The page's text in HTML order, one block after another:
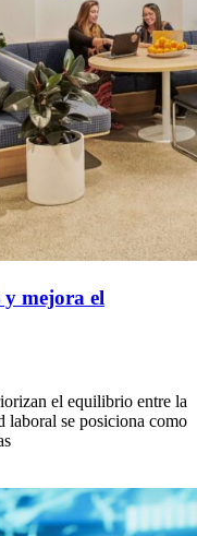
mejora el
el equilibrio entre la
se posiciona como